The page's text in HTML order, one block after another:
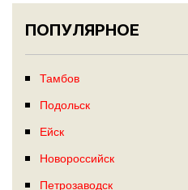
ПОПУЛЯРНОЕ
Тамбов
Подольск
Ейск
Новороссийск
Петрозаводск